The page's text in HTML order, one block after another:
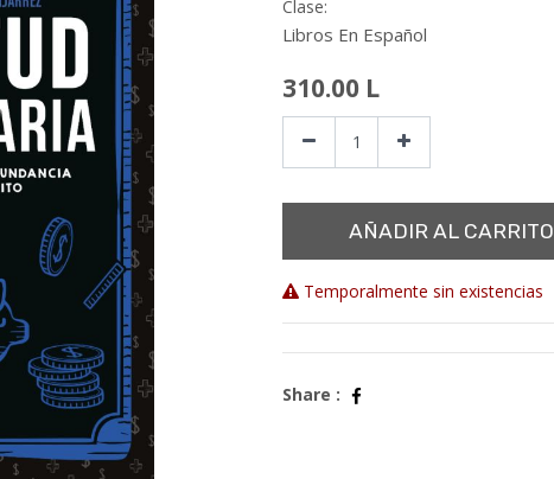
Clase:
Libros En Español
310.00 L
AÑADIR AL CARRITO
Temporalmente sin existencias
Share :